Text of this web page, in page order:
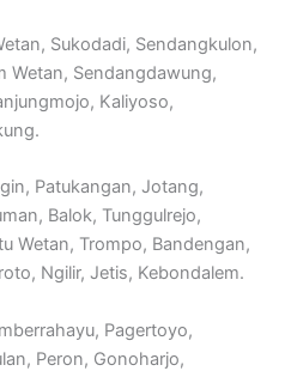
Sukodadi, Sendangkulon,
Wetan, Sendangdawung,
Kaliyoso,
Patukangan, Jotang,
Balok, Tunggulrejo,
Wetan, Trompo, Bandengan,
Ngilir, Jetis, Kebondalem.
Pagertoyo,
Peron, Gonoharjo,